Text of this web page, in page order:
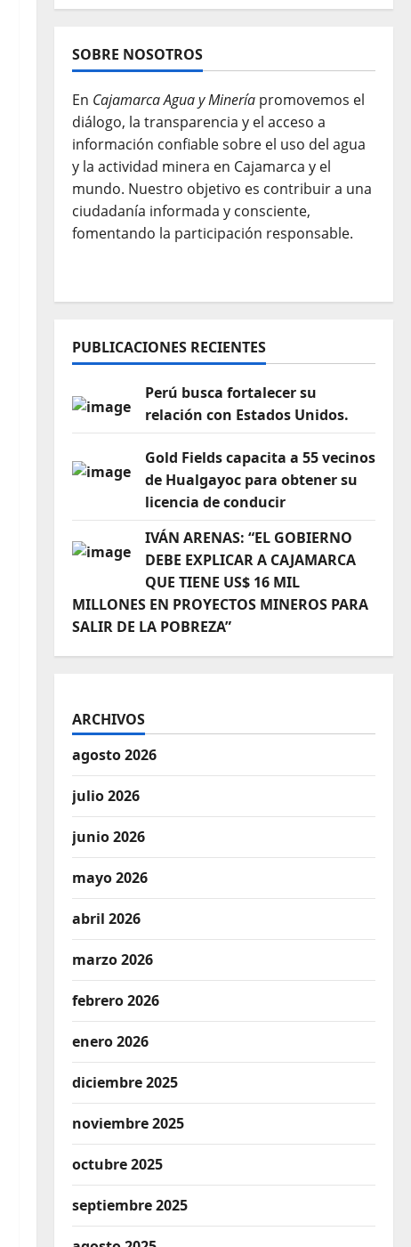
SOBRE NOSOTROS
En Cajamarca Agua y Mineríapromovemos el
diálogo, la transparencia y el acceso a
información confiable sobre el uso del agua
y la actividad minera en Cajamarca y el
mundo. Nuestro objetivo es contribuir a una
ciudadanía informada y consciente,
fomentando la participación responsable.
PUBLICACIONES RECIENTES
Perú busca fortalecer su
relación con Estados Unidos.
Gold Fields capacita a 55 vecinos
de Hualgayoc para obtener su
licencia de conducir
IVÁN ARENAS: “EL GOBIERNO
DEBE EXPLICAR A CAJAMARCA
QUE TIENE US$ 16 MIL
MILLONES EN PROYECTOS MINEROS PARA
SALIR DE LA POBREZA”
ARCHIVOS
agosto 2026
julio 2026
junio 2026
mayo 2026
abril 2026
marzo 2026
febrero 2026
enero 2026
diciembre 2025
noviembre 2025
octubre 2025
septiembre 2025